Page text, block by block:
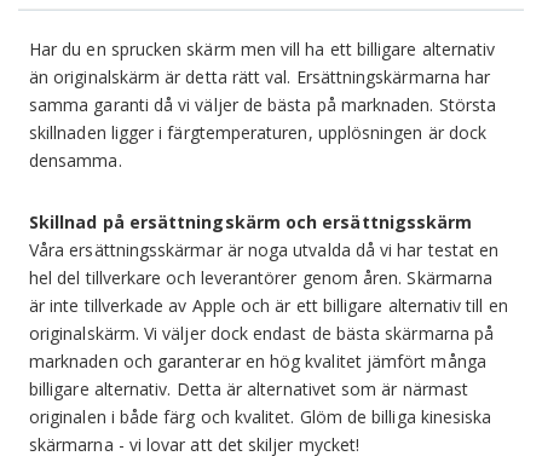
Har du en sprucken skärm men vill ha ett billigare alternativ
än originalskärm är detta rätt val. Ersättningskärmarna har
samma garanti då vi väljer de bästa på marknaden. Största
skillnaden ligger i färgtemperaturen, upplösningen är dock
densamma.
Skillnad på ersättningskärm och ersättnigsskärm
Våra ersättningsskärmar är noga utvalda då vi har testat en
hel del tillverkare och leverantörer genom åren. Skärmarna
är inte tillverkade av Apple och är ett billigare alternativ till en
originalskärm. Vi väljer dock endast de bästa skärmarna på
marknaden och garanterar en hög kvalitet jämfört många
billigare alternativ. Detta är alternativet som är närmast
originalen i både färg och kvalitet. Glöm de billiga kinesiska
skärmarna - vi lovar att det skiljer mycket!